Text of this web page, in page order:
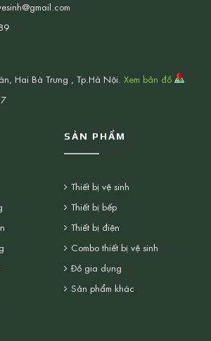
Hai Bà Trưng , Tp.Hà Nội. Xem bản đồ
SẢN PHẨM
Thiết bị vệ sinh
Thiết bị bếp
Thiết bị điện
Combo thiết bị vệ sinh
Đồ gia dụng
Sản phẩm khác